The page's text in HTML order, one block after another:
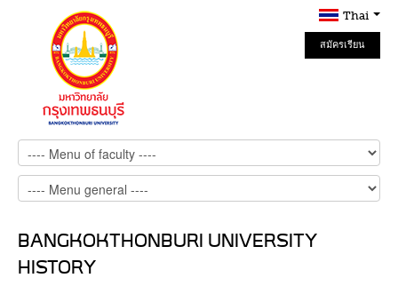
Thai
สมัครเรียน
Online
BANGKOKTHONBURI UNIVERSITY
HISTORY